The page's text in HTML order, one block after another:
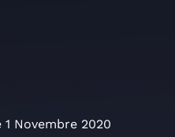
1 Novembre 2020